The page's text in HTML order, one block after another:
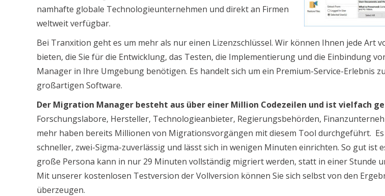
namhafte globale Technologieunternehmen und direkt an Firmen
weltweit verfügbar.
Bei Tranxition geht es um mehr als nur einen Lizenzschlüssel. Wir können Ihnen jede Art
bieten, die Sie für die Entwicklung, das Testen, die Implementierung und die Einbindung
Manager in Ihre Umgebung benötigen. Es handelt sich um ein Premium-Service-Erlebnis
großartigen Software.
Der Migration Manager besteht aus über einer Million Codezeilen und ist vielfach
Forschungslabore, Hersteller, Technologieanbieter, Regierungsbehörden,
mehr haben bereits Millionen von Migrationsvorgängen mit diesem Tool durchgeführt.
schneller, zwei-Sigma-zuverlässig und lässt sich in wenigen Minuten einrichten. So gut ist
große Persona kann in nur 29 Minuten vollständig migriert werden, statt in einer Stunde
Mit unserer kostenlosen Testversion der Vollversion können Sie sich selbst von den
überzeugen.